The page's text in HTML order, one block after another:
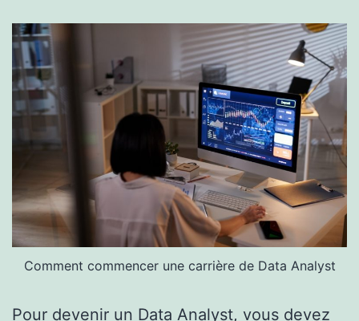
Comment commencer une carrière de Data Analyst
Pour devenir un Data Analyst, vous devez